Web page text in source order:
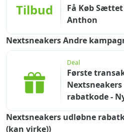
Tilbud
Få Køb Sættet
Anthon
Nextsneakers Andre
Deal
Første
rabatkode -
Nextsneakers udløbne
(kan virke))